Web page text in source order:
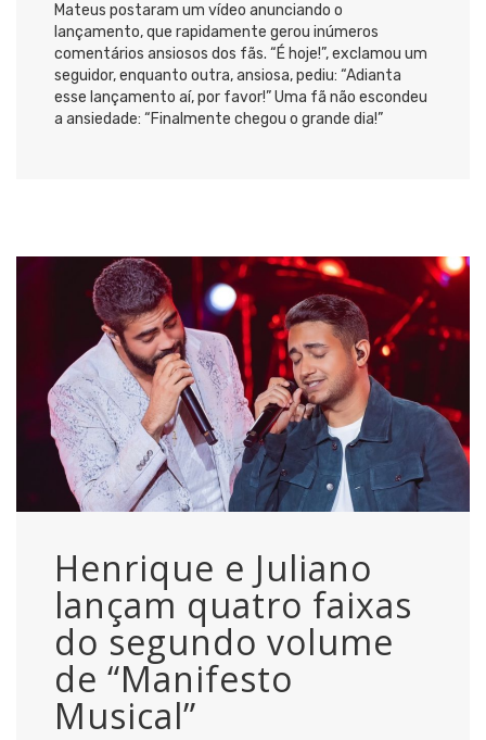
Mateus postaram um vídeo anunciando o
lançamento, que rapidamente gerou inúmeros
comentários ansiosos dos fãs. “É hoje!”, exclamou um
seguidor, enquanto outra, ansiosa, pediu: “Adianta
esse lançamento aí, por favor!” Uma fã não escondeu
a ansiedade: “Finalmente chegou o grande dia!”
Henrique e Juliano
lançam quatro faixas
do segundo volume
de “Manifesto
Musical”